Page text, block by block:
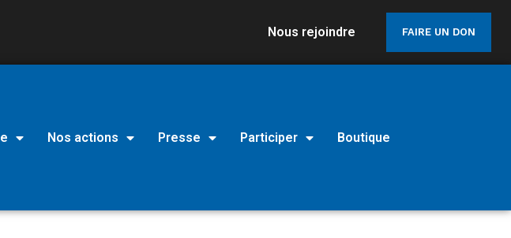
Nous rejoindre FAIRE UN DON
Nos actions Presse Participer Boutique